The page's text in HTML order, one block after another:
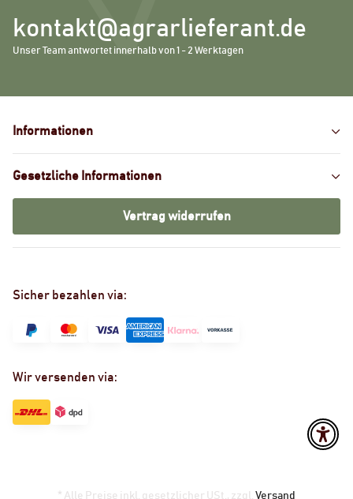
kontakt@agrarlieferant.de
Unser Team antwortet innerhalb von 1 - 2 Werktagen
Informationen
Gesetzliche Informationen
Vertrag widerrufen
Sicher bezahlen via:
Wir versenden via:
* Alle Preise inkl. gesetzlicher USt., zzgl. Versand